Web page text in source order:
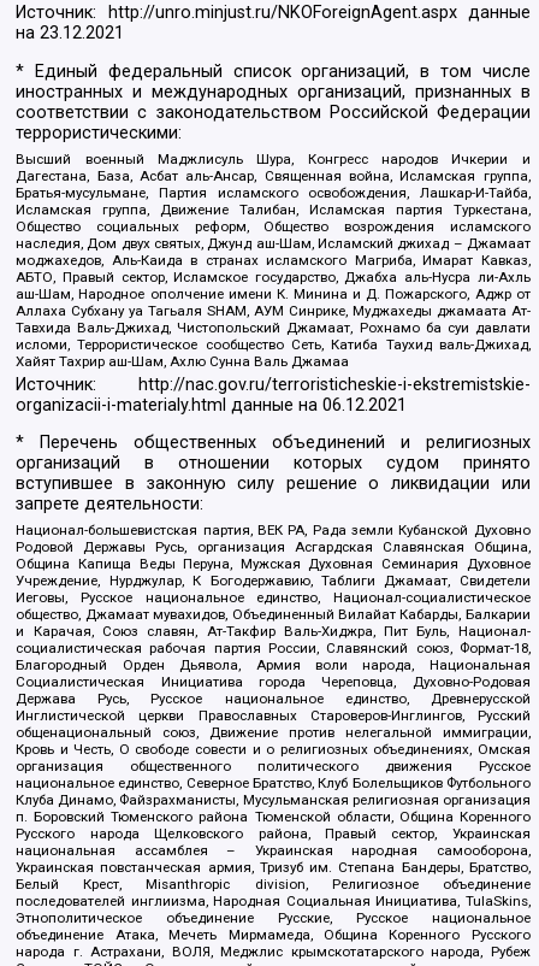
Источник: http://unro.minjust.ru/NKOForeignAgent.aspxданные
на23.12.2021
* Единый федеральный список организаций, в том числе
иностранных и международных организаций, признанных в
соответствии с законодательством Российской Федерации
террористическими:
Высший военный Маджлисуль Шура, Конгресс народов Ичкерии и
Дагестана, База, Асбат аль-Ансар, Священная война, Исламская группа,
Братья-мусульмане, Партия исламского освобождения, Лашкар-И-Тайба,
Исламская группа, Движение Талибан, Исламская партия Туркестана,
Общество социальных реформ, Общество возрождения исламского
наследия, Дом двух святых, Джунд аш-Шам, Исламский джихад – Джамаат
моджахедов, Аль-Каида в странах исламского Магриба, Имарат Кавказ,
АБТО, Правый сектор, Исламское государство, Джабха аль-Нусра ли-Ахль
аш-Шам, Народное ополчение имени К. Минина и Д. Пожарского, Аджр от
Аллаха Субхану уа Тагьаля SHAM, АУМ Синрике, Муджахеды джамаата Ат-
Тавхида Валь-Джихад, Чистопольский Джамаат, Рохнамо ба суи давлати
исломи, Террористическое сообщество Сеть, Катиба Таухид валь-Джихад,
Хайят Тахрир аш-Шам, Ахлю Сунна Валь Джамаа
Источник:
http://nac.gov.ru/terroristicheskie-i-ekstremistskie-
organizacii-i-materialy.html данные на06.12.2021
* Перечень общественных объединений и религиозных
организаций в отношении которых судом принято
вступившее в законную силу решение о ликвидации или
запрете деятельности:
Национал-большевистская партия, ВЕК РА, Рада земли Кубанской Духовно
Родовой Державы Русь, организация Асгардская Славянская Община,
Община Капища Веды Перуна, Мужская Духовная Семинария Духовное
Учреждение, Нурджулар, К Богодержавию, Таблиги Джамаат, Свидетели
Иеговы, Русское национальное единство, Национал-социалистическое
общество, Джамаат мувахидов, Объединенный Вилайат Кабарды, Балкарии
и Карачая, Союз славян, Ат-Такфир Валь-Хиджра, Пит Буль, Национал-
социалистическая рабочая партия России, Славянский союз, Формат-18,
Благородный Орден Дьявола, Армия воли народа, Национальная
Социалистическая Инициатива города Череповца, Духовно-Родовая
Держава Русь, Русское национальное единство, Древнерусской
Инглистической церкви Православных Староверов-Инглингов, Русский
общенациональный союз, Движение против нелегальной иммиграции,
Кровь и Честь, О свободе совести и о религиозных объединениях, Омская
организация общественного политического движения Русское
национальное единство, Северное Братство, Клуб Болельщиков Футбольного
Клуба Динамо, Файзрахманисты, Мусульманская религиозная организация
п. Боровский Тюменского района Тюменской области, Община Коренного
Русского народа Щелковского района, Правый сектор, Украинская
национальная ассамблея – Украинская народная самооборона,
Украинская повстанческая армия, Тризуб им. Степана Бандеры, Братство,
Белый Крест, Misanthropic division, Религиозное объединение
последователей инглиизма, Народная Социальная Инициатива, TulaSkins,
Этнополитическое объединение Русские, Русское национальное
объединение Атака, Мечеть Мирмамеда, Община Коренного Русского
народа г. Астрахани, ВОЛЯ, Меджлис крымскотатарского народа, Рубеж